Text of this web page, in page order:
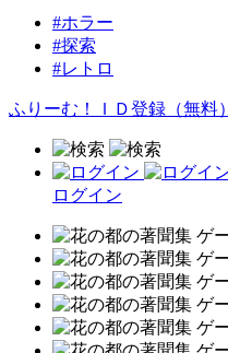
#ホラー
#探索
#レトロ
ふりーむ！ＩＤ登録（無料）
ログイン